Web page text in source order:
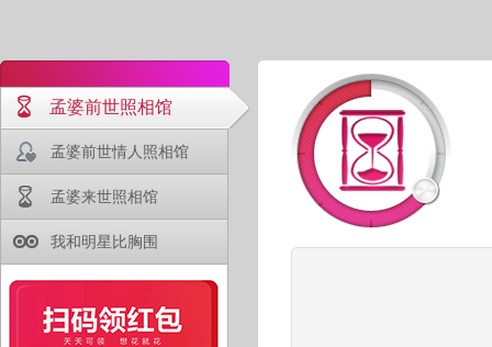
孟婆前世照相馆
孟婆前世情人照相馆
孟婆来世照相馆
我和明星比胸围